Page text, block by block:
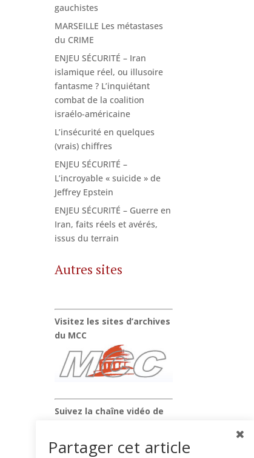
gauchistes
MARSEILLE Les métastases
du CRIME
ENJEU SÉCURITÉ – Iran
islamique réel, ou illusoire
fantasme ? L’inquiétant
combat de la coalition
israélo-américaine
L’insécurité en quelques
(vrais) chiffres
ENJEU SÉCURITÉ –
L’incroyable « suicide » de
Jeffrey Epstein
ENJEU SÉCURITÉ – Guerre en
Iran, faits réels et avérés,
issus du terrain
Autres sites
Visitez les sites d’archives
du MCC
Suivez la chaîne vidéo de
Partager cet article